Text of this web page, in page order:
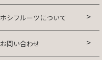
ホシフルーツについて
お問い合わせ